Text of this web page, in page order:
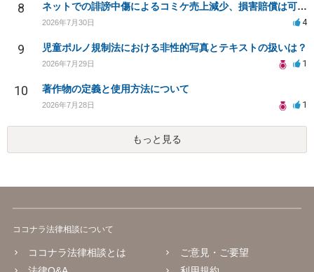
8 ネットでの誹謗中傷によるコミケ売上減少、損害賠償は可能か？
2026年7月30日 4
9 児童ポルノ規制法における非性的写真とテキストの扱いは？
2026年7月29日 1
10 著作物の定義と使用方法について
2026年7月28日 1
もっと見る
ココナラ法律相談について
ココナラ法律相談とは
ご意見・ご要望